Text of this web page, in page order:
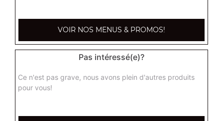
VOIR NOS MENUS & PROMOS!
Pas intéressé(e)?
Ce n'est pas grave, nous avons plein d'autres produits
pour vous!